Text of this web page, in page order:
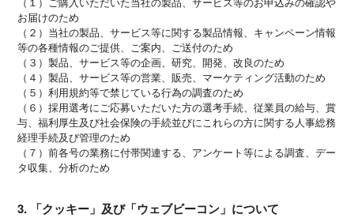
お届けのため
（２）当社の製品、サービス等に関する製品情報、キャンペーン情報
等の各種情報のご提供、ご案内、ご送付のため
（３）製品、サービス等の企画、研究、開発、改良のため
（４）製品、サービス等の営業、販売、マーケティング活動のため
（５）利用規約等で禁じている行為の調査のため
（６）採用選考にご応募いただいた方の選考手続、従業員の給与、賞
与、福利厚生及び社会保険の手続並びにこれらの方に関する人事総務
経理手続及び管理のため
（７）前各号の業務に付帯関連する、アンケート等による調査、デー
タ収集、分析のため
3. 「クッキー」及び「ウェブビーコン」について